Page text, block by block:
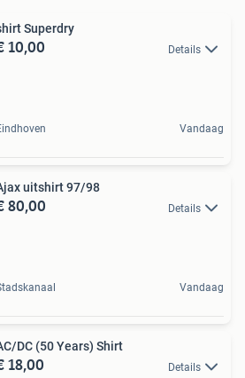
Superdry
10,00 Details
Vandaag
uitshirt 97/98
80,00 Details
Vandaag
DC (50 Years) Shirt
18,00 Details